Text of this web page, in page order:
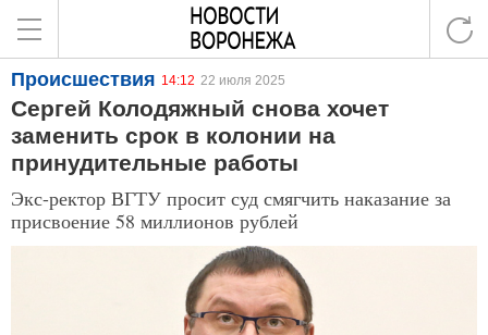
Происшествия 14:12 22 июля 2025
Сергей Колодяжный снова хочет
заменить срок в колонии на
принудительные работы
Экс-ректор ВГТУ просит суд смягчить наказание за
присвоение 58 миллионов рублей